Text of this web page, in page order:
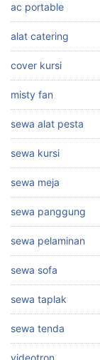
ac portable
alat catering
cover kursi
misty fan
sewa alat pesta
sewa kursi
sewa meja
sewa panggung
sewa pelaminan
sewa sofa
sewa taplak
sewa tenda